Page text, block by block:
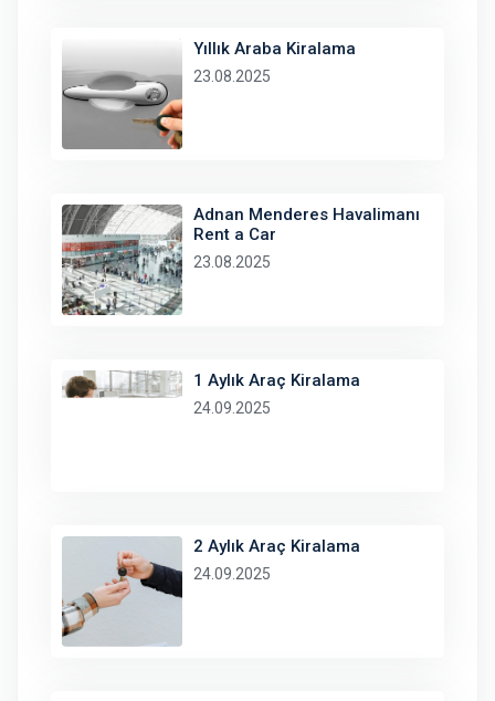
Yıllık Araba Kiralama
23.08.2025
Adnan Menderes Havalimanı
Rent a Car
23.08.2025
1 Aylık Araç Kiralama
24.09.2025
2 Aylık Araç Kiralama
24.09.2025